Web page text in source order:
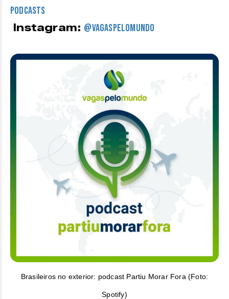
Podcasts
Instagram: @vagaspelomundo
Brasileiros no exterior: podcast Partiu Morar Fora (Foto:
Spotify)